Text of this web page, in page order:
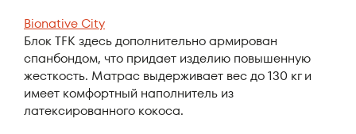
Bionative City
Блок TFK здесь дополнительно армирован
спанбондом, что придает изделию повышенную
жесткость. Матрас выдерживает вес до 130 кг и
имеет комфортный наполнитель из
латексированного кокоса.